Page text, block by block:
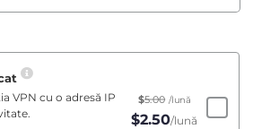
VPN cu o adresă IP
$5.00 /lună
$2.50/lună